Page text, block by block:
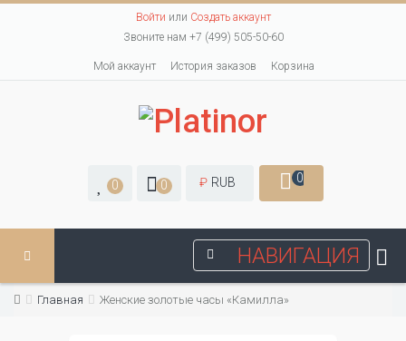
Войти или Создать аккаунт
Звоните нам +7 (499) 505-50-60
Мой аккаунт История заказов Корзина
0 0 ₽ RUB 0
НАВИГАЦИЯ
Главная Женские золотые часы «Камилла»